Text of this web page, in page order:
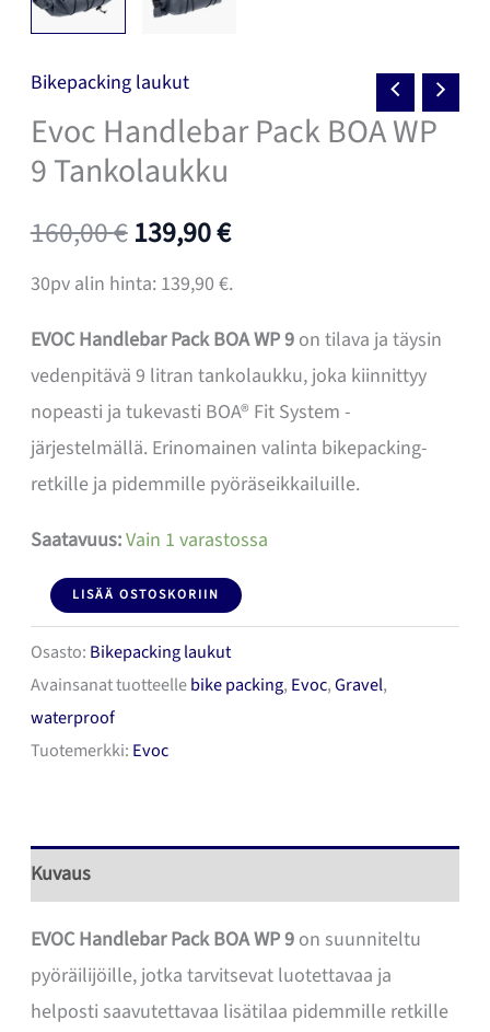
Bikepacking laukut
Evoc Handlebar Pack BOA WP
9 Tankolaukku
160,00€ Alkuperäinen
hinta
oli:
160,00 €.
139,90€Nykyinen
hinta
on:
139,90 €.
30pv alin hinta: 139,90 €.
EVOC Handlebar Pack BOA WP 9on tilava ja täysin
vedenpitävä 9 litran tankolaukku, joka kiinnittyy
nopeasti ja tukevasti BOA® Fit System -
järjestelmällä. Erinomainen valinta bikepacking-
retkille ja pidemmille pyöräseikkailuille.
Saatavuus:Vain 1 varastossa
Evoc
Handlebar
Pack
WP
määrä
LISÄÄ OSTOSKORIIN
Osasto: Bikepacking laukut
Avainsanat tuotteellebike packing, Evoc,Gravel,
waterproof
Tuotemerkki: Evoc
Kuvaus
EVOC Handlebar Pack BOA WP 9on suunniteltu
pyöräilijöille, jotka tarvitsevat luotettavaa ja
helposti saavutettavaa lisätilaa pidemmille retkille